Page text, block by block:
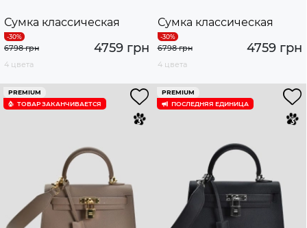
Сумка классическая
4759 грн
6798 грн
4 цвета
Сумка классическая
4759 грн
6798 грн
4 цвета
PREMIUM
ТОВАР ЗАКАНЧИВАЕТСЯ
PREMIUM
ПОСЛЕДНЯЯ ЕДИНИЦА